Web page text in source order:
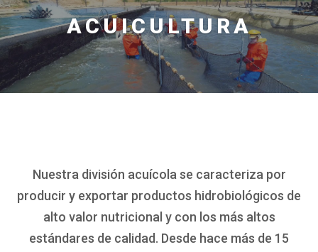
ACUICULTURA
Nuestra división acuícola se caracteriza por
producir y exportar productos hidrobiológicos de
alto valor nutricional y con los más altos
estándares de calidad. Desde hace más de 15